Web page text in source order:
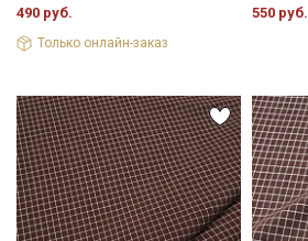
490 руб.
Только онлайн-заказ
550 руб.